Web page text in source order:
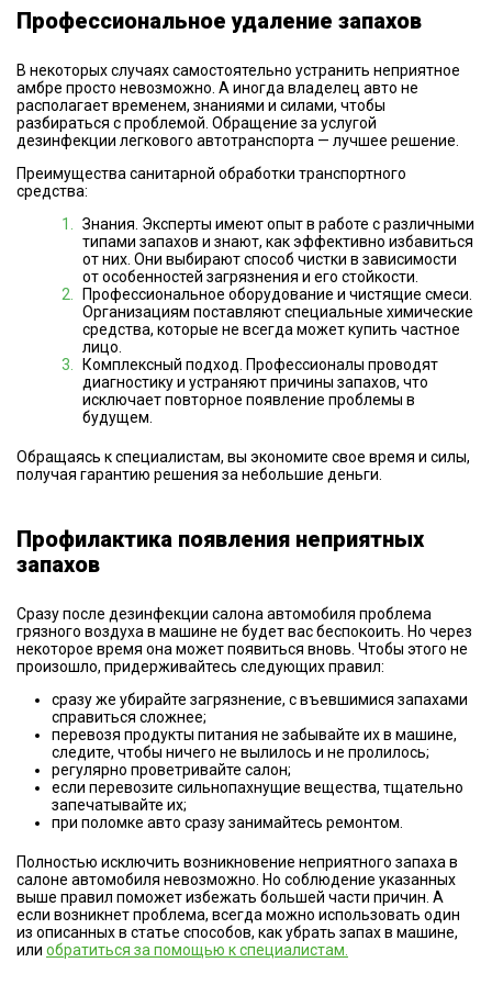
Профессиональное удаление запахов
В некоторых случаях самостоятельно устранить неприятное
амбре просто невозможно. А иногда владелец авто не
располагает временем, знаниями и силами, чтобы
разбираться с проблемой. Обращение за услугой
дезинфекции легкового автотранспорта — лучшее решение.
Преимущества санитарной обработки транспортного
средства:
Знания. Эксперты имеют опыт в работе с различными
типами запахов и знают, как эффективно избавиться
от них. Они выбирают способ чистки в зависимости
от особенностей загрязнения и его стойкости.
Профессиональное оборудование и чистящие смеси.
Организациям поставляют специальные химические
средства, которые не всегда может купить частное
лицо.
Комплексный подход. Профессионалы проводят
диагностику и устраняют причины запахов, что
исключает повторное появление проблемы в
будущем.
Обращаясь к специалистам, вы экономите свое время и силы,
получая гарантию решения за небольшие деньги.
Профилактика появления неприятных
запахов
Сразу после дезинфекции салона автомобиля проблема
грязного воздуха в машине не будет вас беспокоить. Но через
некоторое время она может появиться вновь. Чтобы этого не
произошло, придерживайтесь следующих правил:
сразу же убирайте загрязнение, с въевшимися запахами
справиться сложнее;
перевозя продукты питания не забывайте их в машине,
следите, чтобы ничего не вылилось и не пролилось;
регулярно проветривайте салон;
если перевозите сильнопахнущие вещества, тщательно
запечатывайте их;
при поломке авто сразу занимайтесь ремонтом.
Полностью исключить возникновение неприятного запаха в
салоне автомобиля невозможно. Но соблюдение указанных
выше правил поможет избежать большей части причин. А
если возникнет проблема, всегда можно использовать один
из описанных в статье способов, как убрать запах в машине,
или обратиться за помощью к специалистам.